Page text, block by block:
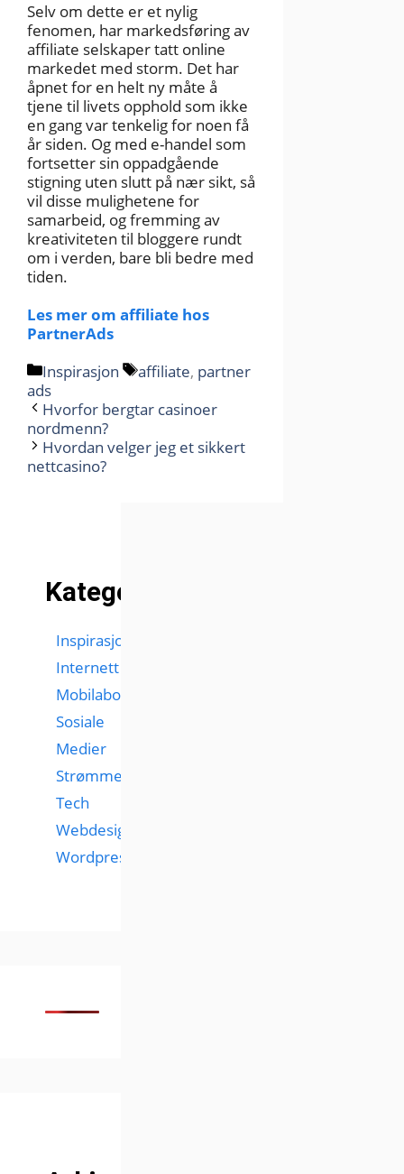
Selv om dette er et nylig
fenomen, har markedsføring av
affiliate selskaper tatt online
markedet med storm. Det har
åpnet for en helt ny måte å
tjene til livets opphold som ikke
en gang var tenkelig for noen få
år siden. Og med e-handel som
fortsetter sin oppadgående
stigning uten slutt på nær sikt, så
vil disse mulighetene for
samarbeid, og fremming av
kreativiteten til bloggere rundt
om i verden, bare bli bedre med
tiden.
Les mer om affiliate hos
PartnerAds
Kategorier
Inspirasjon Stikkord
affiliate, partner
ads
Hvorfor bergtar casinoer
nordmenn?
Hvordan velger jeg et sikkert
nettcasino?
Kategorier
Inspirasjon
Internett
Mobilabonnementer
Sosiale
Medier
Strømmetjenester
Tech
Webdesign
Wordpress